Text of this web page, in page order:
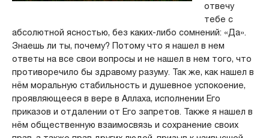
отвечу
тебе с
абсолютной ясностью, без каких-либо сомнений: «Да».
Знаешь ли ты, почему? Потому что я нашел в нем
ответы на все свои вопросы и не нашел в нем того, что
противоречило бы здравому разуму. Так же, как нашел в
нём моральную стабильность и душевное успокоение,
проявляющееся в вере в Аллаха, исполнении Его
приказов и отдалении от Его запретов. Также я нашел в
нём общественную взаимосвязь и сохранение своих